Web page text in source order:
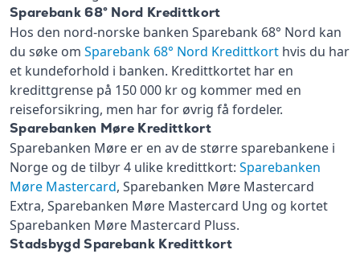
Sparebank 68° Nord Kredittkort
Hos den nord-norske banken Sparebank 68° Nord kan
du søke om Sparebank 68° Nord Kredittkort hvis du har
et kundeforhold i banken. Kredittkortet har en
kredittgrense på 150 000 kr og kommer med en
reiseforsikring, men har for øvrig få fordeler.
Sparebanken Møre Kredittkort
Sparebanken Møre er en av de større sparebankene i
Norge og de tilbyr 4 ulike kredittkort: Sparebanken
Møre Mastercard, Sparebanken Møre Mastercard
Extra, Sparebanken Møre Mastercard Ung og kortet
Sparebanken Møre Mastercard Pluss.
Stadsbygd Sparebank Kredittkort